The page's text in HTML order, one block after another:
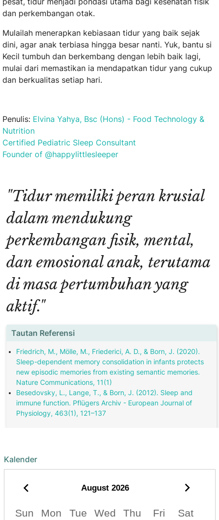
dan perkembangan otak.
Mulailah menerapkan kebiasaan tidur yang baik sejak
dini, agar anak terbiasa hingga besar nanti. Yuk, bantu si
Kecil tumbuh dan berkembang dengan lebih baik lagi,
mulai dari memastikan ia mendapatkan tidur yang cukup
dan berkualitas setiap hari.
Penulis: Elvina Yahya, Bsc (Hons) - Food Technology &
Nutrition
Certified Pediatric Sleep Consultant
Founder of @happylittlesleeper
"Tidur memiliki peran krusial
dalam mendukung
perkembangan fisik, mental,
dan emosional anak, terutama
di masa pertumbuhan yang
aktif."
Tautan Referensi
Friedrich, M., Mölle, M., Friederici, A. D., & Born, J. (2020).
Sleep-dependent memory consolidation in infants protects
new episodic memories from existing semantic memories.
Nature Communications, 11(1)
Besedovsky, L., Lange, T., & Born, J. (2012). Sleep and
immune function. Pflügers Archiv - European Journal of
Physiology, 463(1), 121–137
Kalender
August 2026
Sun Mon Tue Wed Thu Fri Sat